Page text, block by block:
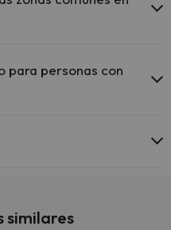
para personas con
similares